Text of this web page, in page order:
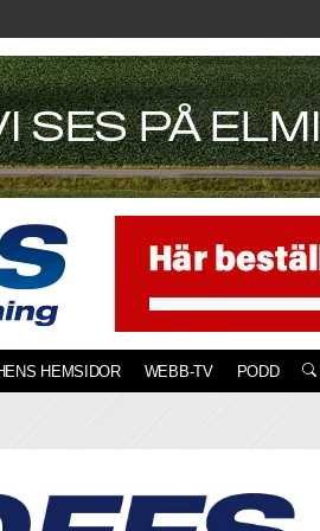
HEMSIDOR WEBB-TV PODD